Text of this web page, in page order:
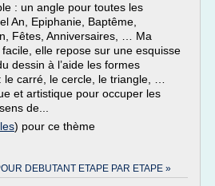
: un angle pour toutes les
An, Epiphanie, Baptême,
Fêtes, Anniversaires, … Ma
elle repose sur une esquisse
dessin à l’aide les formes
carré, le cercle, le triangle, …
et artistique pour occuper les
de...
) pour ce thème
DEBUTANT ETAPE PAR ETAPE »